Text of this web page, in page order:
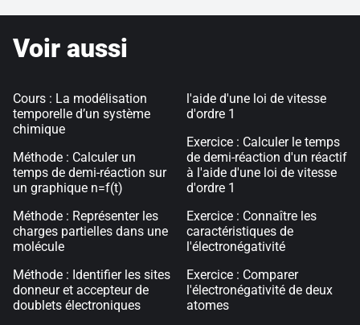
Voir aussi
Cours : La modélisation
temporelle d’un système
chimique
Méthode : Calculer un
temps de demi-réaction sur
un graphique n=f(t)
Méthode : Représenter les
charges partielles dans une
molécule
Méthode : Identifier les sites
donneur et accepteur de
doublets électroniques
l'aide d'une loi de vitesse
d'ordre 1
Exercice : Calculer le temps
de demi-réaction d'un réactif
à l'aide d'une loi de vitesse
d'ordre 1
Exercice : Connaître les
caractéristiques de
l'électronégativité
Exercice : Comparer
l'électronégativité de deux
atomes